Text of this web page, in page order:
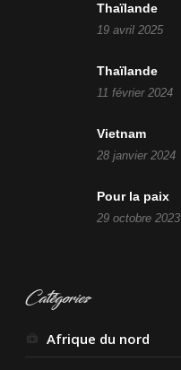
Thaïlande
19 avril 2025
Thaïlande
11 février 2024
Vietnam
28 janvier 2024
Pour la paix
29 octobre 2023
Catégories
Afrique du nord